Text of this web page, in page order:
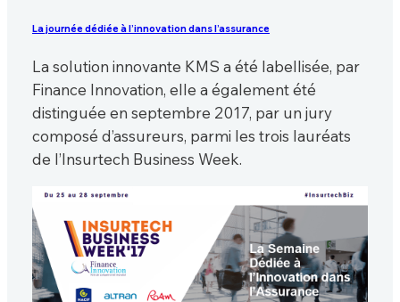
La journée dédiée à l’innovation dans l’assurance
La solution innovante KMS a été labellisée, par
Finance Innovation, elle a également été
distinguée en septembre 2017, par un jury
composé d’assureurs, parmi les trois lauréats
de l’Insurtech Business Week.